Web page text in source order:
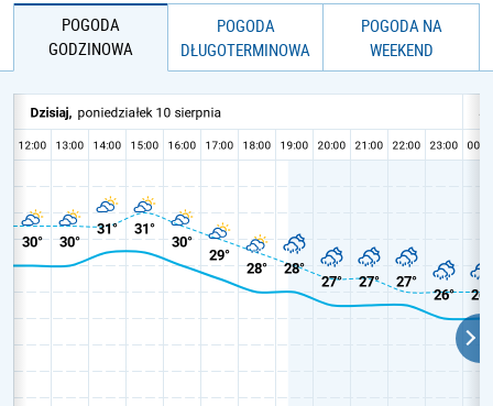
POGODA
GODZINOWA
POGODA
DŁUGOTERMINOWA
POGODA NA
WEEKEND